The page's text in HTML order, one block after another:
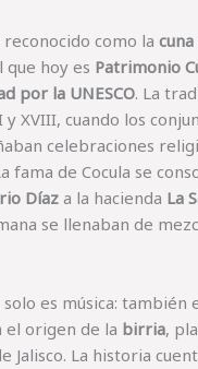
como la
que hoy es Patrimonio
por la UNESCO. La
y XVIII, cuando los
celebraciones
fama de Cocula se
Díaz a la hacienda La
se llenaban de
solo es música: también
el origen de la birria,
Jalisco. La historia